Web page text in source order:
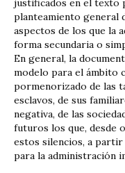
justificados en el texto
planteamiento general
aspectos de los que la
forma secundaria o
En general, la
modelo para el ámbito
pormenorizado de las
esclavos, de sus
negativa, de las
futuros los que, desde
estos silencios, a
para la administración